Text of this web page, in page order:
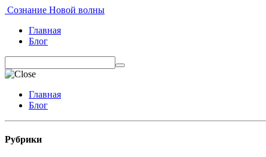
Сознание Новой волны
Главная
Блог
Главная
Блог
Рубрики